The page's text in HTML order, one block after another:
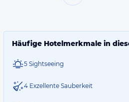
Häufige Hotelmerkmale in
5 Sightseeing
4 Exzellente Sauberkeit